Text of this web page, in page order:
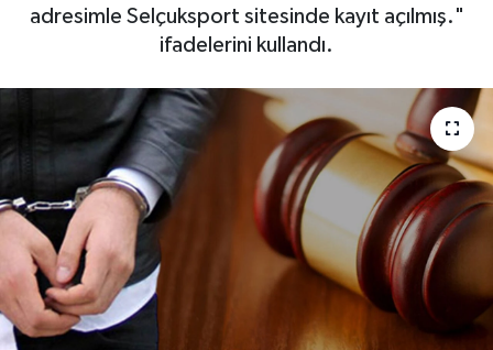
adresimle Selçuksport sitesinde kayıt açılmış."
ifadelerini kullandı.
BÖLGE
KEŞFET
POPÜLER
DÜNYA
TREND
MEDYA